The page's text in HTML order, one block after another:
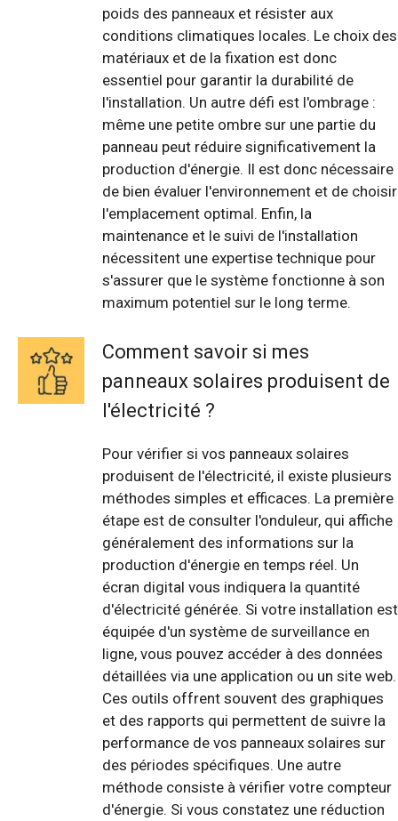
poids des panneaux et résister aux
conditions climatiques locales. Le choix des
matériaux et de la fixation est donc
essentiel pour garantir la durabilité de
l'installation. Un autre défi est l'ombrage :
même une petite ombre sur une partie du
panneau peut réduire significativement la
production d'énergie. Il est donc nécessaire
de bien évaluer l'environnement et de choisir
l'emplacement optimal. Enfin, la
maintenance et le suivi de l'installation
nécessitent une expertise technique pour
s'assurer que le système fonctionne à son
maximum potentiel sur le long terme.
Comment savoir si mes
panneaux solaires produisent de
l'électricité ?
Pour vérifier si vos panneaux solaires
produisent de l'électricité, il existe plusieurs
méthodes simples et efficaces. La première
étape est de consulter l'onduleur, qui affiche
généralement des informations sur la
production d'énergie en temps réel. Un
écran digital vous indiquera la quantité
d'électricité générée. Si votre installation est
équipée d'un système de surveillance en
ligne, vous pouvez accéder à des données
détaillées via une application ou un site web.
Ces outils offrent souvent des graphiques
et des rapports qui permettent de suivre la
performance de vos panneaux solaires sur
des périodes spécifiques. Une autre
méthode consiste à vérifier votre compteur
d'énergie. Si vous constatez une réduction